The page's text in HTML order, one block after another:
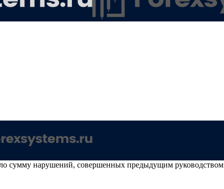
сумму нарушений, совершенных предыдущим руководством